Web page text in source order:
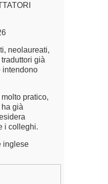
neolaureati,
già
intendono
pratico,
già
i colleghi.
inglese